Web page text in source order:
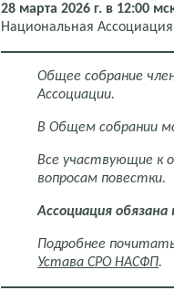
28 марта 2026 г. в 12:00
Национальная
Общее собрание
Ассоциации.
В Общем собрании
Все участвующие к
вопросам повестки.
Ассоциация
Подробнее
Устава СРО НАСФП.